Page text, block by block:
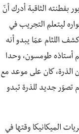
بفطنته الثاقبة أدرك أنّ
ليتعلم التجريب في
اللثام عمّا يبدو أنه
أستاذه طومسون، وحدا
الذرة، كان على موعد مع
تصوّر جديد للذرة تبدو
الميكانيكا وقتها في